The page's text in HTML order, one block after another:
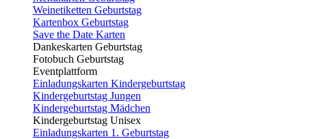
Weinetiketten Geburtstag
Kartenbox Geburtstag
Save the Date Karten
Dankeskarten Geburtstag
Fotobuch Geburtstag
Eventplattform
Einladungskarten Kindergeburtstag
Kindergeburtstag Jungen
Kindergeburtstag Mädchen
Kindergeburtstag Unisex
Einladungskarten 1. Geburtstag